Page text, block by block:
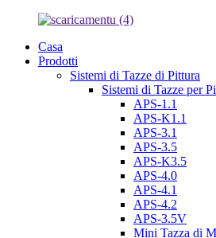
Casa
Prodotti
Sistemi di Tazze di Pittura
Sistemi di Tazze per
APS-1.1
APS-K1.1
APS-3.1
APS-3.5
APS-K3.5
APS-4.0
APS-4.1
APS-4.2
APS-3.5V
Mini Tazza di